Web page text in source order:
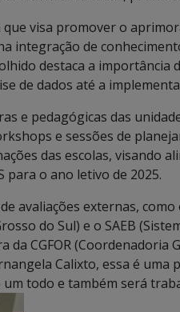
que visa promover o
integração de
destaca a importância
de dados até a
e pedagógicas das
e sessões de
das escolas, visando
para o ano letivo de 2025.
avaliações externas, como
do Sul) e o SAEB
da CGFOR (Coordenadoria
Calixto, essa é
um todo e também será